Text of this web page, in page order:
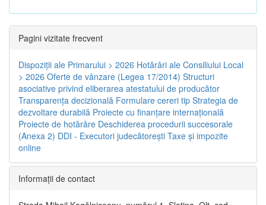
Pagini vizitate frecvent
Dispoziţii ale Primarului > 2026 Hotărâri ale Consiliului Local
> 2026 Oferte de vânzare (Legea 17/2014) Structuri
asociative privind eliberarea atestatului de producător
Transparenţa decizională Formulare cereri tip Strategia de
dezvoltare durabilă Proiecte cu finanţare internaţională
Proiecte de hotărâre Deschiderea procedurii succesorale
(Anexa 2) DDI - Executori judecătorești Taxe şi impozite
online
Informaţii de contact